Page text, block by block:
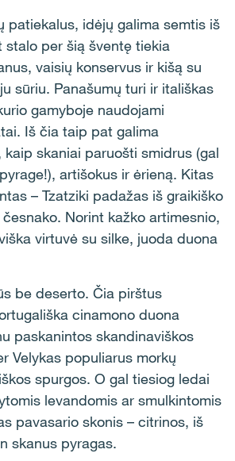
patiekalus, idėjų galima semtis iš
stalo per šią šventę tiekia
vaisių konservus ir kišą su
sūriu. Panašumų turi ir itališkas
gamyboje naudojami
Iš čia taip pat galima
skaniai paruošti smidrus (gal
artišokus ir ėrieną. Kitas
– Tzatziki padažas iš graikiško
Norint kažko artimesnio,
virtuvė su silke, juoda duona
be deserto. Čia pirštus
cinamono duona
paskanintos skandinaviškos
Velykas populiarus morkų
spurgos. O gal tiesiog ledai
levandomis ar smulkintomis
pavasario skonis – citrinos, iš
skanus pyragas.